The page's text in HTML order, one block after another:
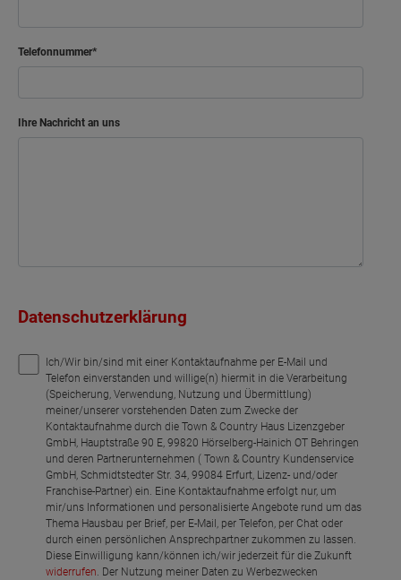
Telefonnummer
Ihre Nachricht an uns
Datenschutzerklärung
Ich/Wir bin/sind mit einer Kontaktaufnahme per E-Mail und
Telefon einverstanden und willige(n) hiermit in die Verarbeitung
(Speicherung, Verwendung, Nutzung und Übermittlung)
meiner/unserer vorstehenden Daten zum Zwecke der
Kontaktaufnahme durch die Town & Country Haus Lizenzgeber
GmbH, Hauptstraße 90 E, 99820 Hörselberg-Hainich OT Behringen
und deren Partnerunternehmen ( Town & Country Kundenservice
GmbH, Schmidtstedter Str. 34, 99084 Erfurt, Lizenz- und/oder
Franchise-Partner) ein. Eine Kontaktaufnahme erfolgt nur, um
mir/uns Informationen und personalisierte Angebote rund um das
Thema Hausbau per Brief, per E-Mail, per Telefon, per Chat oder
durch einen persönlichen Ansprechpartner zukommen zu lassen.
Diese Einwilligung kann/können ich/wir jederzeit für die Zukunft
widerrufen. Der Nutzung meiner Daten zu Werbezwecken